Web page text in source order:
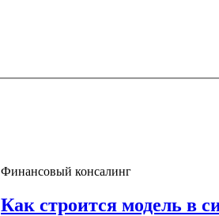
Финансовый консалинг
Как строится модель в